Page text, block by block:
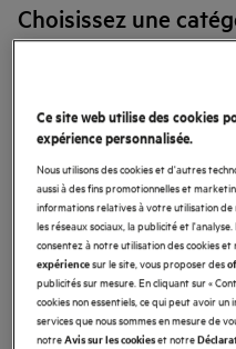
Choisissez une
Laver et sécher
Lave-vaisselle
Réfrigérateurs et
Aspirateurs
Ce site web utilise des cookies
expérience personnalisée.
Nous utilisons des cookies et d'autres
aussi à des fins promotionnelles et
informations relatives à votre utilisation de
les réseaux sociaux, la publicité et
consentez à notre utilisation des cookies et
expériencesur le site, vous proposer des
publicités sur mesure. En cliquant sur «
cookies non essentiels, ce qui peut avoir
services que nous sommes en mesure de
notreAvis sur les cookieset notre